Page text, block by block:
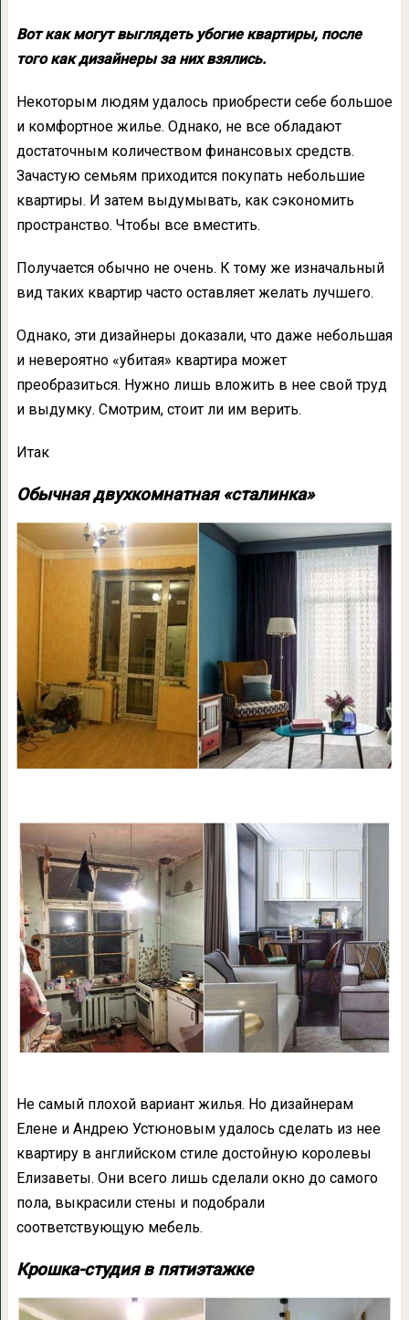
Вот как могут выглядеть убогие квартиры, после
того как дизайнеры за них взялись.
Некоторым людям удалось приобрести себе большое
и комфортное жилье. Однако, не все обладают
достаточным количеством финансовых средств.
Зачастую семьям приходится покупать небольшие
квартиры. И затем выдумывать, как сэкономить
пространство. Чтобы все вместить.
Получается обычно не очень. К тому же изначальный
вид таких квартир часто оставляет желать лучшего.
Однако, эти дизайнеры доказали, что даже небольшая
и невероятно «убитая» квартира может
преобразиться. Нужно лишь вложить в нее свой труд
и выдумку. Смотрим, стоит ли им верить.
Итак
Обычная двухкомнатная «сталинка»
Не самый плохой вариант жилья. Но дизайнерам
Елене и Андрею Устюновым удалось сделать из нее
квартиру в английском стиле достойную королевы
Елизаветы. Они всего лишь сделали окно до самого
пола, выкрасили стены и подобрали
соответствующую мебель.
Крошка-студия в пятиэтажке